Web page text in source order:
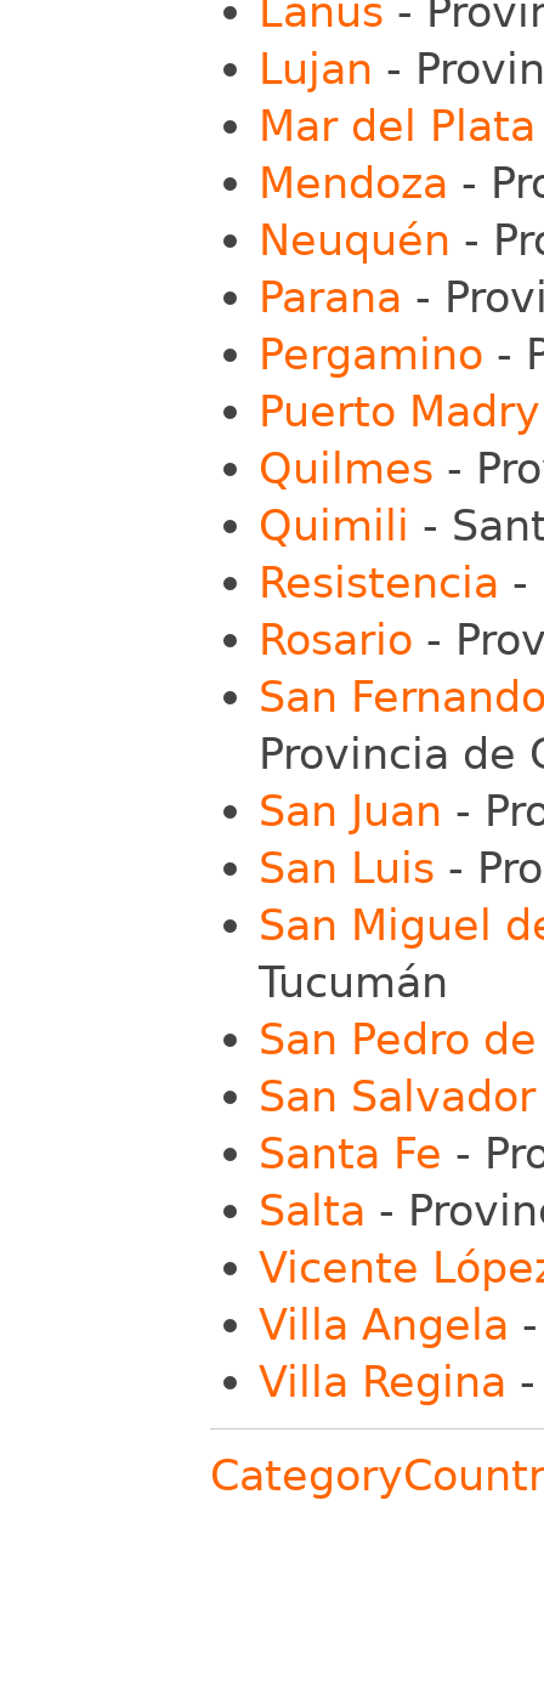
Lanus -
Lujan -
Mar del Plata
Mendoza -
Neuquén -
Parana -
Pergamino -
Puerto
Quilmes -
Quimili -
Resistencia -
Rosario -
San
Provincia de
San Juan -
San Luis -
San Miguel
Tucumán
San Pedro
San
Santa Fe -
Salta -
Vicente
Villa Angela
Villa Regina